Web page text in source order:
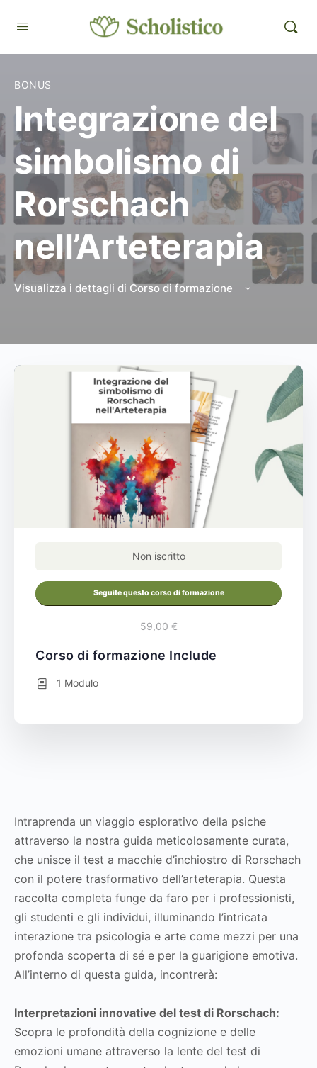
BONUS
Integrazione del
simbolismo di
Rorschach
nell’Arteterapia
Visualizza i dettagli di Corso di formazione
Intraprenda un viaggio esplorativo della psiche
attraverso la nostra guida meticolosamente curata,
che unisce il test a macchie d’inchiostro di Rorschach
con il potere trasformativo dell’arteterapia. Questa
raccolta completa funge da faro per i professionisti,
gli studenti e gli individui, illuminando l’intricata
interazione tra psicologia e arte come mezzi per una
profonda scoperta di sé e per la guarigione emotiva.
All’interno di questa guida, incontrerà:
Interpretazioni innovative del test di Rorschach:
Scopra le profondità della cognizione e delle
emozioni umane attraverso la lente del test di
Non iscritto
Seguite questo corso di formazione
59,00 €
Corso di formazione Include
1 Modulo